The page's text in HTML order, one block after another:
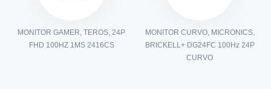
MONITOR GAMER, TEROS, 24P
FHD 100HZ 1MS 2416CS
MONITOR CURVO, MICRONICS,
BRICKELL+ DG24FC 100Hz 24P
CURVO